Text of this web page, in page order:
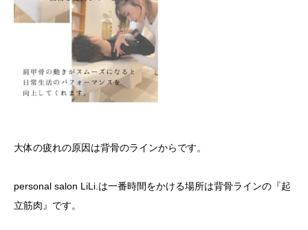
大体の疲れの原因は背骨のラインからです。
personal salon LiLi. は一番時間をかける場所は背骨ラインの『起
立筋肉』です。